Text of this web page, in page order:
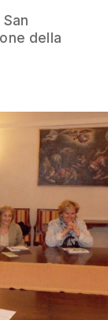
della